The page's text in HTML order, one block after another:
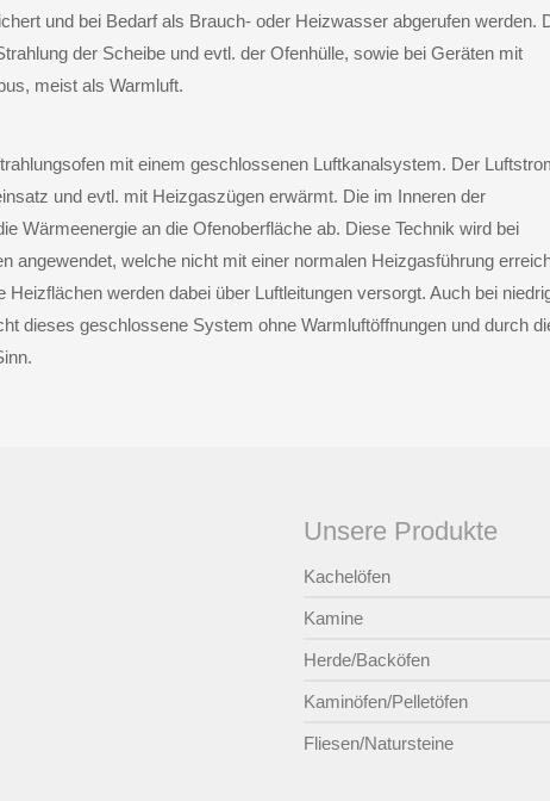
und bei Bedarf als Brauch- oder Heizwasser abgerufen werden.
der Scheibe und evtl. der Ofenhülle, sowie bei Geräten mit
meist als Warmluft.
mit einem geschlossenen Luftkanalsystem. Der
und evtl. mit Heizgaszügen erwärmt. Die im Inneren der
Wärmeenergie an die Ofenoberfläche ab. Diese Technik wird bei
angewendet, welche nicht mit einer normalen Heizgasführung
werden dabei über Luftleitungen versorgt. Auch bei
dieses geschlossene System ohne Warmluftöffnungen und durch
Unsere Produkte
Kachelöfen
Kamine
Herde/Backöfen
Kaminöfen/Pelletöfen
Fliesen/Natursteine